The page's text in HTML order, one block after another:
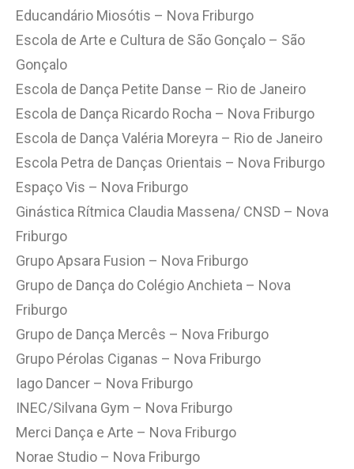
Educandário Miosótis – Nova Friburgo
Escola de Arte e Cultura de São Gonçalo – São
Gonçalo
Escola de Dança Petite Danse – Rio de Janeiro
Escola de Dança Ricardo Rocha – Nova Friburgo
Escola de Dança Valéria Moreyra – Rio de Janeiro
Escola Petra de Danças Orientais – Nova Friburgo
Espaço Vis – Nova Friburgo
Ginástica Rítmica Claudia Massena/ CNSD – Nova
Friburgo
Grupo Apsara Fusion – Nova Friburgo
Grupo de Dança do Colégio Anchieta – Nova
Friburgo
Grupo de Dança Mercês – Nova Friburgo
Grupo Pérolas Ciganas – Nova Friburgo
Iago Dancer – Nova Friburgo
INEC/Silvana Gym – Nova Friburgo
Merci Dança e Arte – Nova Friburgo
Norae Studio – Nova Friburgo